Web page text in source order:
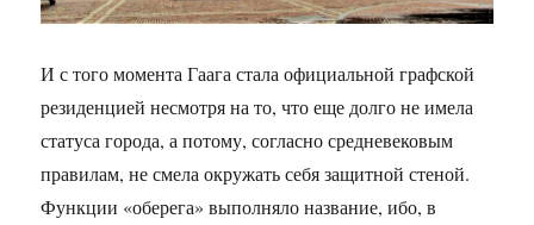
И с того момента Гаага стала официальной графской
резиденцией несмотря на то, что еще долго не имела
статуса города, а потому, согласно средневековым
правилам, не смела окружать себя защитной стеной.
Функции «оберега» выполняло название, ибо, в